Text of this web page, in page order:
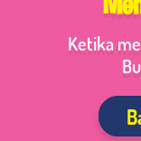
Ketika